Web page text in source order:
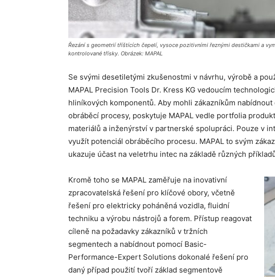
Řezání s geometrií tříštících čepelí, vysoce pozitivními řeznými destičkami a
kontrolované třísky. Obrázek: MAPAL
Se svými desetiletými zkušenostmi v návrhu, výrobě a
MAPAL Precision Tools Dr. Kress KG vedoucím
hliníkových komponentů. Aby mohli zákazníkům
obráběcí procesy, poskytuje MAPAL vedle portfolia
materiálů a inženýrství v partnerské spolupráci. Pouze v
využít potenciál obráběcího procesu. MAPAL to svým
ukazuje účast na veletrhu intec na základě různých
Kromě toho se MAPAL zaměřuje na inovativní
zpracovatelská řešení pro klíčové obory, včetně
řešení pro elektricky poháněná vozidla, fluidní
techniku a výrobu nástrojů a forem. Přístup reagovat
cíleně na požadavky zákazníků v tržních
segmentech a nabídnout pomocí Basic-
Performance-Expert Solutions dokonalé řešení pro
daný případ použití tvoří základ segmentově